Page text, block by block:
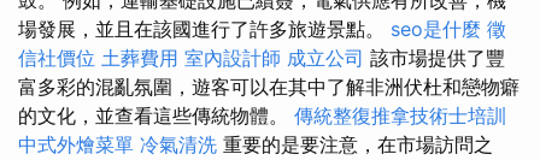
場發展，並且在該國進行了許多旅遊景點。 seo是什麼 徵
信社價位 土葬費用 室內設計師 成立公司 該市場提供了豐
富多彩的混亂氛圍，遊客可以在其中了解非洲伏杜和戀物癖
的文化，並查看這些傳統物體。 傳統整復推拿技術士培訓
中式外燴菜單 冷氣清洗 重要的是要注意，在市場訪問之